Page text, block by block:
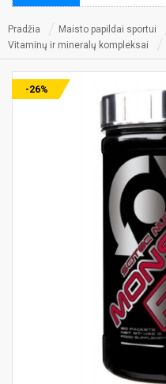
Pradžia Maisto papildai sportui
Vitaminų ir mineralų kompleksai
-26%